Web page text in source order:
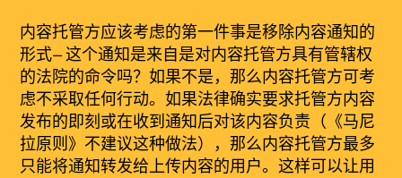
内容托管方应该考虑的第一件事是移除内容通知的
形式—这个通知是来自是对内容托管方具有管辖权
的法院的命令吗？如果不是，那么内容托管方可考
虑不采取任何行动。如果法律确实要求托管方内容
发布的即刻或在收到通知后对该内容负责（《马尼
拉原则》不建议这种做法），那么内容托管方最多
只能将通知转发给上传内容的用户。这样可以让用